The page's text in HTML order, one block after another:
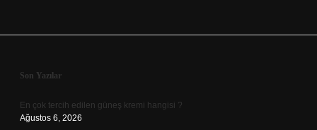
Sidebar
Son Yazılar
En çok tercih edilen güneş kremi hangisi ?
Ağustos 6, 2026